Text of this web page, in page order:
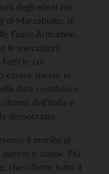
degli ebrei nei
di Marzabotto, di
Fosse Ardeatine,
le esecuzioni
le cui
essere messe in
data costituisce
dell’Italia e
democrazia.
il monito di
è stato». Più
che riflette tutto il